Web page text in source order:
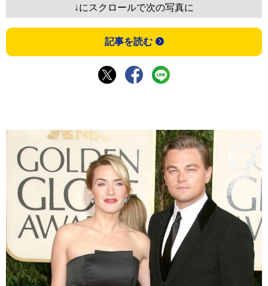
↓にスクロールで次の写真に
記事を読む